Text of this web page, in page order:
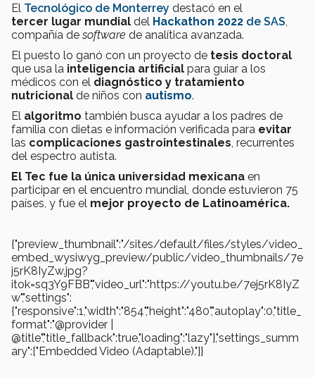
El Tecnológico de Monterrey destacó en el
tercer lugar mundial del Hackathon 2022 de SAS
compañía desoftware de analítica avanzada.
El puesto lo ganó con un proyecto de tesis doctoral
que usa la inteligencia artificial para guiar a los
médicos con el diagnóstico y tratamiento
nutricional de niños con autismo.
El algoritmo también busca ayudar a los padres de
familia con dietas e información verificada para evitar
las complicaciones gastrointestinales , recurrentes
del espectro autista.
El Tec fue la única universidad mexicana en
participar en el encuentro mundial, donde estuvieron 75
países, y fue el mejor proyecto de Latinoamérica.
{"preview_thumbnail":"/sites/default/files/styles/video_
embed_wysiwyg_preview/public/video_thumbnails/7e
j5rK8IyZw.jpg?
itok=sq3Y9FBB","video_url":"https://youtu.be/7ej5rK8IyZ
w","settings":
{"responsive":1,"width":"854","height":"480","autoplay":0,"title_
format":"@provider |
@title","title_fallback":true,"loading":"lazy"},"settings_summ
ary":["Embedded Video (Adaptable)."]}